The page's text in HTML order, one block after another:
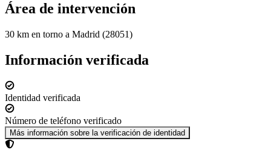
Área de intervención
30 km en torno a Madrid (28051)
Información verificada
Identidad verificada
Número de teléfono verificado
Más información sobre la verificación de identidad